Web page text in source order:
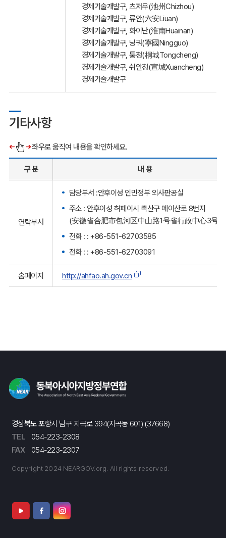
경제기술개발구, 츠저우(池州Chizhou)
경제기술개발구, 류안(六安Liuan)
경제기술개발구, 화이난(淮南Huainan)
경제기술개발구, 닝궈(寧國Ningguo)
경제기술개발구, 퉁청(桐城Tongcheng)
경제기술개발구, 쉬안청(宣城Xuancheng)
경제기술개발구
기타사항
좌우로 움직여 내용을 확인하세요.
구 분 내 용
연락부서
담당부서 :안후이성 인민정부 외사판공실
주소 : 안후이성 허페이시 촉산구 메이산로 8번지
(安徽省合肥市包河区中山路1号省行政中心3号
전화 : : +86-551-62703585
전화 : : +86-551-62703091
홈페이지 http://ahfao.ah.gov.cn
경상북도 포항시 남구 지곡로 394(지곡동 601) (37668)
TEL
054-223-2308
FAX
054-223-2307
Copyright 2024 NEARGOV.org. All rights reserved.